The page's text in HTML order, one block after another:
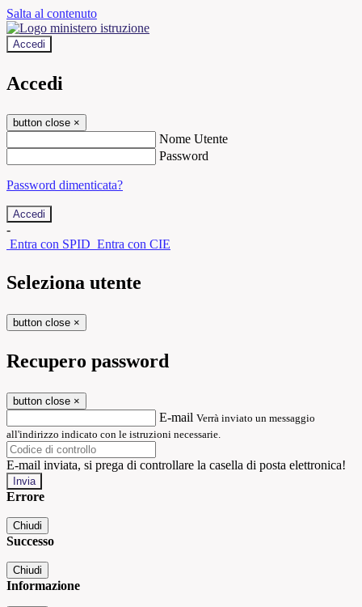
Salta al contenuto
Accedi
Accedi
button close ×
Nome Utente
Password
Password dimenticata?
-
Entra con SPID Entra con CIE
Seleziona utente
button close ×
Recupero password
button close ×
E-mail Verrà inviato un messaggio
all'indirizzo indicato con le istruzioni necessarie.
E-mail inviata, si prega di controllare la casella di posta elettronica!
Errore
Chiudi
Successo
Chiudi
Informazione